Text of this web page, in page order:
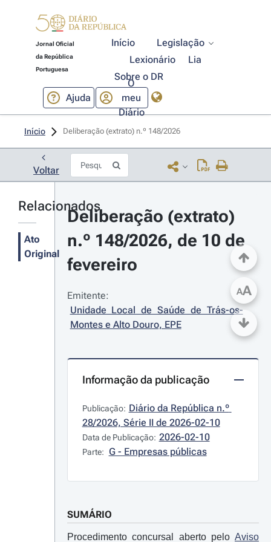
Jornal Oficial
da República
Portuguesa
Início
Legislação
Lexionário
Lia
Sobre o DR
Ajuda
O
meu
Diário
Início Deliberação (extrato) n.º 148/2026
Voltar
Relacionados
Ato
Original
Deliberação (extrato)
n.º 148/2026, de 10 de
fevereiro
Emitente:
Unidade Local de Saúde de Trás-os-
Montes e Alto Douro, EPE
Informação da publicação
Publicação: Diário da República n.º
28/2026, Série II de 2026-02-10
Data de Publicação: 2026-02-10
Parte: G - Empresas públicas
SUMÁRIO
Procedimento concursal aberto pelo Aviso
AA